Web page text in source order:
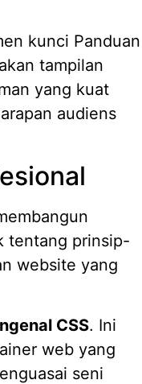
kunci Panduan
tampilan
yang kuat
audiens
tentang prinsip-
website yang
CSS. Ini
web yang
seni